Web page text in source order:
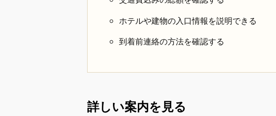
ホテルや建物の入口情報を説明できる
到着前連絡の方法を確認する
詳しい案内を見る